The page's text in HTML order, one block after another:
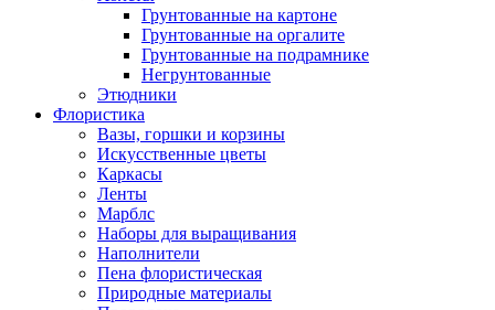
Грунтованные на картоне
Грунтованные на оргалите
Грунтованные на подрамнике
Негрунтованные
Этюдники
Флористика
Вазы, горшки и корзины
Искусственные цветы
Каркасы
Ленты
Марблс
Наборы для выращивания
Наполнители
Пена флористическая
Природные материалы